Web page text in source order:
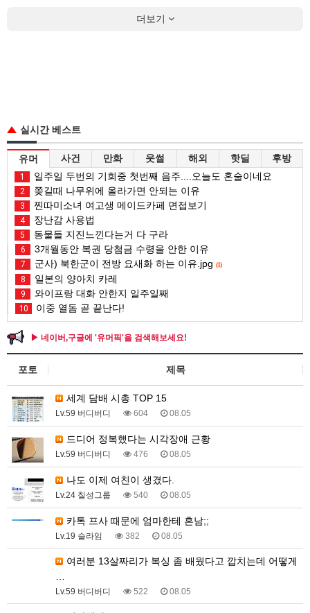
더보기
실시간 베스트
유머 사건 만화 웃썰 해외 핫딜 후방
1 일주일 두번의 기회중 첫번째 음주....오늘도 혼술이네요
2 쫒길때 나무위에 올라가면 안되는 이유
3 찐따미소녀 여고생 메이드카페 면접보기
4 장난감 사용법
5 동물들 지진느낀다는거 다 구라
6 3개월동안 복권 당첨금 수령을 안한 이유
7 군사) 북한군이 전방 요새화 하는 이유.jpg (1)
8 일본의 양아치 카레
9 와이프랑 대화 안한지 일주일째
10 이중 열돔 곧 끝난다!
▶ 네이버,구글에 '유머픽'을 검색해보세요!
포토 제목
세계 담배 시총 TOP 15
Lv.59 버디버디 604 08.05
드디어 정복했다는 시각장애 근황
Lv.59 버디버디 476 08.05
나도 이제 여친이 생겼다.
Lv.24 칠성그룹 540 08.05
카톡 프사 때문에 엄마한테 혼남;;
Lv.19 슬라임 382 08.05
Lv.59 버디버디 522 08.05